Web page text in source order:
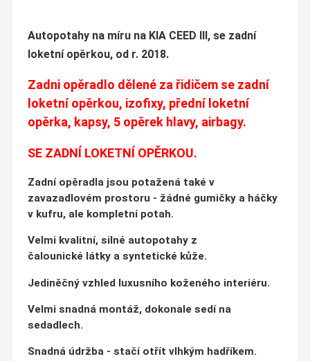
Autopotahy na míru na KIA CEED III, se zadní
loketní opěrkou, od r. 2018.
Zadni opěradlo dělené za řidičem se zadní
loketní opěrkou, izofixy, přední loketní
opěrka, kapsy, 5 opěrek hlavy, airbagy.
SE ZADNÍ LOKETNÍ OPĚRKOU.
Zadní opěradla jsou potažená také v
zavazadlovém prostoru - žádné gumičky a háčky
v kufru, ale kompletní potah.
Velmi kvalitní, silné autopotahy z
čalounické látky a syntetické kůže.
Jediněčný vzhled luxusního koženého interiéru.
Velmi snadná montáž, dokonale sedí na
sedadlech.
Snadná údržba - stačí otřít vlhkým hadříkem.